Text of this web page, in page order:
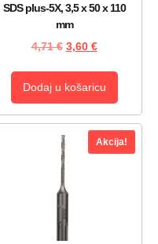
SDS plus-5X, 3,5 x 50 x 110
mm
4,71€ 3,60 €
Dodaj u košaricu
Akcija!